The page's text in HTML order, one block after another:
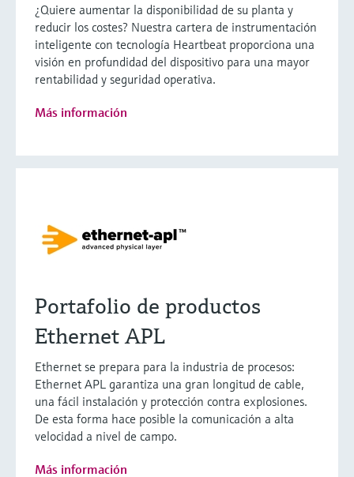
¿Quiere aumentar la disponibilidad de su planta y
reducir los costes? Nuestra cartera de instrumentación
inteligente con tecnología Heartbeat proporciona una
visión en profundidad del dispositivo para una mayor
rentabilidad y seguridad operativa.
Más información
Portafolio de productos
Ethernet APL
Ethernet se prepara para la industria de procesos:
Ethernet APL garantiza una gran longitud de cable,
una fácil instalación y protección contra explosiones.
De esta forma hace posible la comunicación a alta
velocidad a nivel de campo.
Más información